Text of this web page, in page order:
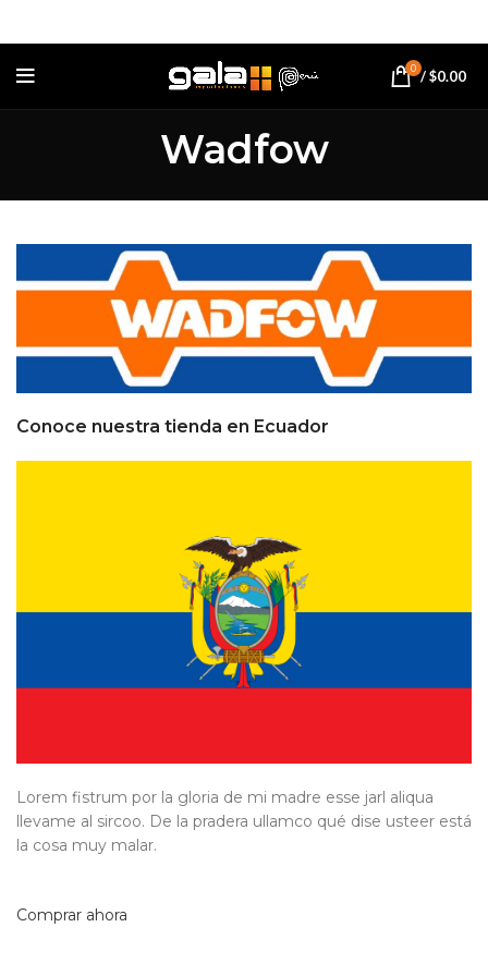
0 /$0.00
Wadfow
Conoce nuestra tienda en Ecuador
Lorem fistrum por la gloria de mi madre esse jarl aliqua
llevame al sircoo. De la pradera ullamco qué dise usteer está
la cosa muy malar.
Comprar ahora